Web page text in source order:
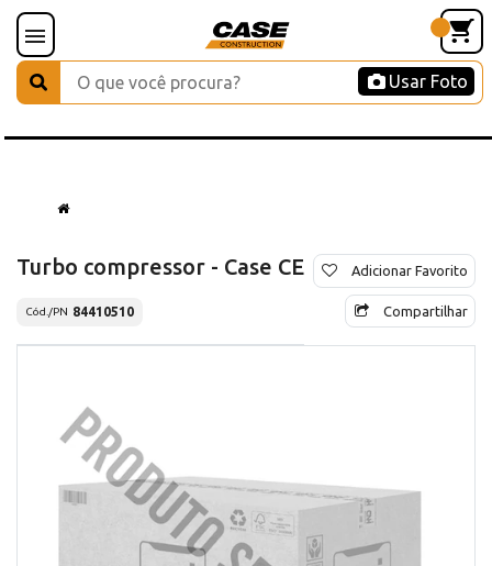
Usar Foto
Turbo compressor - Case CE
Cód./PN 84410510
Adicionar Favorito
Compartilhar